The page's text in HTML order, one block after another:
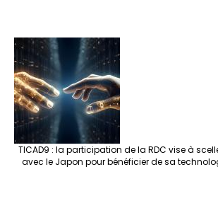
TICAD9 : la participation de la RDC vise à
avec le Japon pour bénéficier de sa